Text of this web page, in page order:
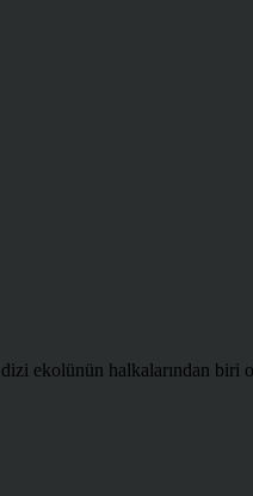
ekolünün halkalarından biri